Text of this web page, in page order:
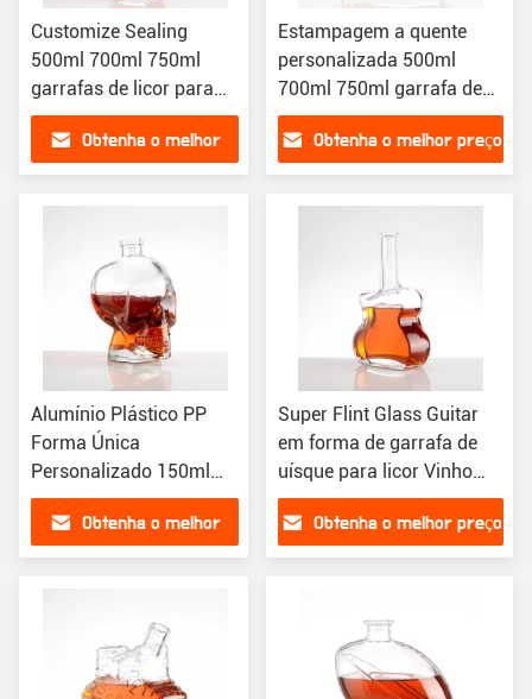
Customize Sealing
500ml 700ml 750ml
garrafas de licor para
Brandy Tequila Gin Mais
Obtenha o melhor
Estampagem a quente
personalizada 500ml
700ml 750ml garrafa de
vidro transparente para
vodka e uísque
Obtenha o melhor preço
Alumínio Plástico PP
Forma Única
Personalizado 150ml
300ml 500ml Liquor em
forma de Caveira
Obtenha o melhor
Super Flint Glass Guitar
em forma de garrafa de
uísque para licor Vinho
Vodka Tequila
Obtenha o melhor preço